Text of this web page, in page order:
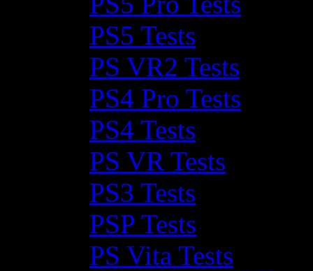
PS5 Tests
PS VR2 Tests
PS4 Pro Tests
PS4 Tests
PS VR Tests
PS3 Tests
PSP Tests
PS Vita Tests